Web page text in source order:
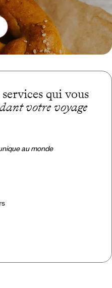
qui vous
votre voyage
au monde